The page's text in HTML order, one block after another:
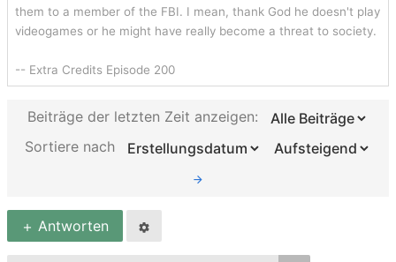
Ich möchte nichts dafür haben und würde die
die Versandkosten haben. Hab mal auf ebay
geschaut, da werden die Hefte teilweise für 10
Euro angeboten. Aber ob die auch weggehen,
darum zu kümmern habe ich nicht bzw. ist mir
them to a member of the FBI. I mean, thank God he doesn't play
videogames or he might have really become a threat to society.
-- Extra Credits Episode 200
Beiträge der letzten Zeit anzeigen:
Sortiere nach
Antworten